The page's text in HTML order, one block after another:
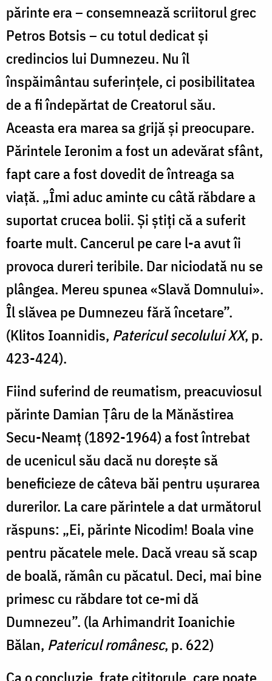
părinte era – consemnează scriitorul grec
Petros Botsis – cu totul dedicat și
credincios lui Dumnezeu. Nu îl
înspăimântau suferințele, ci posibilitatea
de a fi îndepărtat de Creatorul său.
Aceasta era marea sa grijă și preocupare.
Părintele Ieronim a fost un adevărat sfânt,
fapt care a fost dovedit de întreaga sa
viață. „Îmi aduc aminte cu câtă răbdare a
suportat crucea bolii. Și știți că a suferit
foarte mult. Cancerul pe care l-a avut îi
provoca dureri teribile. Dar niciodată nu se
plângea. Mereu spunea «Slavă Domnului».
Îl slăvea pe Dumnezeu fără încetare”.
(Klitos Ioannidis, Patericul secolului XX, p.
423-424).
Fiind suferind de reumatism, preacuviosul
părinte Damian Țâru de la Mănăstirea
Secu-Neamț (1892-1964) a fost întrebat
de ucenicul său dacă nu dorește să
beneficieze de câteva băi pentru ușurarea
durerilor. La care părintele a dat următorul
răspuns: „Ei, părinte Nicodim! Boala vine
pentru păcatele mele. Dacă vreau să scap
de boală, rămân cu păcatul. Deci, mai bine
primesc cu răbdare tot ce-mi dă
Dumnezeu”. (la Arhimandrit Ioanichie
Bălan, Patericul românesc, p. 622)